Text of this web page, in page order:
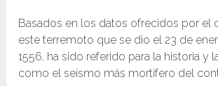
Basados en los datos ofrecidos por el
este terremoto que se dio el 23 de
1556, ha sido referido para la historia y
como el seísmo más mortífero del